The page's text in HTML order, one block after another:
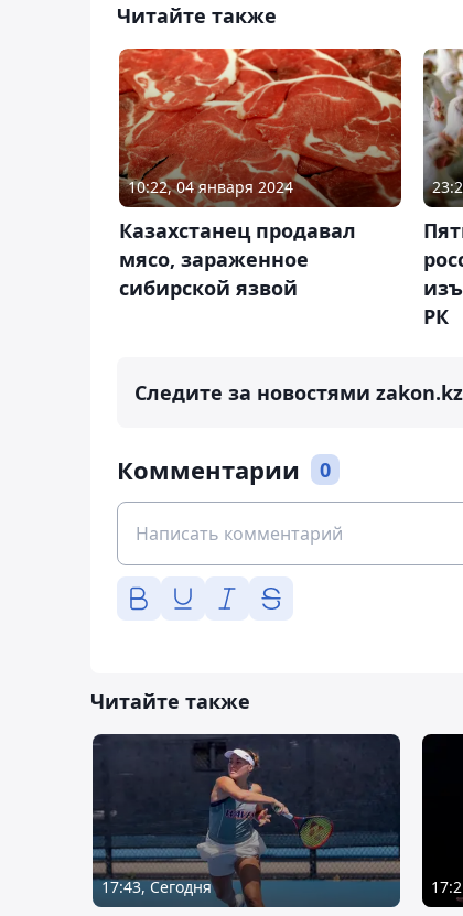
Читайте также
10:22, 04 января 2024
Казахстанец продавал
мясо, зараженное
сибирской язвой
РК
Следите за новостями
Комментарии 0
Читайте также
17:43, Сегодня